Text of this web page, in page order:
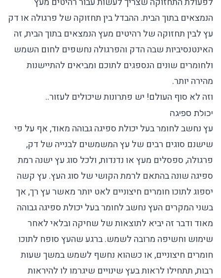
הנמצאים בתוך הבית. ההבדל בין תחזוקה של פרגולה או דק
עץ לבין תחזוקה של רהיטים מעץ הנמצאים בתוך הבית, זה
האינטנסיביות שבה הדק והפרגולה נחשפים לחום השמש
ולחומרים שונים הנספגים לתוכם ומביאים להתיישנות
מהירה יותר.
וזה לא סוף העולם! יש פתרונות שיכולים לעזור..
יכולת ספיגה
עץ נחשב לחומר בעל יכולת ספיגה גבוהה מאוד, אף על פי
שישנם סוגים רבים של עץ המשמשים לבנייה של דק,
פרגולה, ספסלים מעץ או נדנדות, ולכל סוג עץ ישנה רמת
ספיגה שונה בהתאם לרמת הקושי של סוג העץ. עץ קשה
יספוג לתוכו חומרים חיצוניים לאט יותר מאשר עץ רך, אך
בשני המקרים העץ נחשב לחומר בעל יכולת ספיגה גבוהה
מאוד ודבר זה יביא לתוצאות של שחיקה ובלאי לאחר
שימוש וחשיפה מרובה לשמש. ברגע שהעץ סופח לתוכו
חומרים חיצוניים, או כשהוא נחשף לשמש במשך שעות
רבות, תתחילו לראות בעץ שינויים שיגרמו לו להיראות